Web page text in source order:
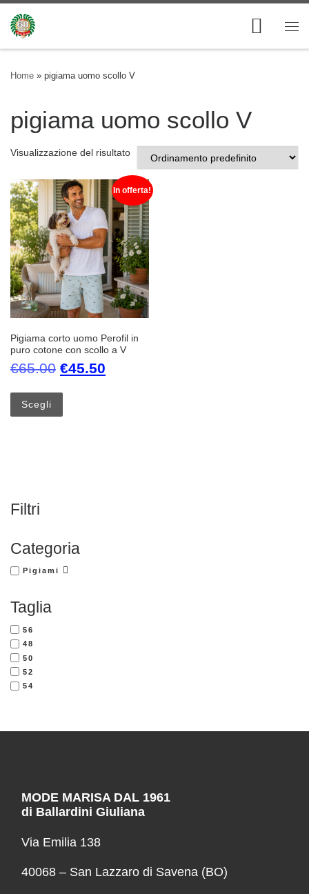
Skip to content
Home » pigiama uomo scollo V
pigiama uomo scollo V
Visualizzazione del risultato
In offerta!
Pigiama corto uomo Perofil in
puro cotone con scollo a V
€65.00 Il prezzo originale era: €65.00.
€45.50
Scegli
Filtri
Categoria
Pigiami
Taglia
56
48
50
52
54
MODE MARISA DAL 1961
di Ballardini Giuliana
Via Emilia 138
40068 – San Lazzaro di Savena (BO)